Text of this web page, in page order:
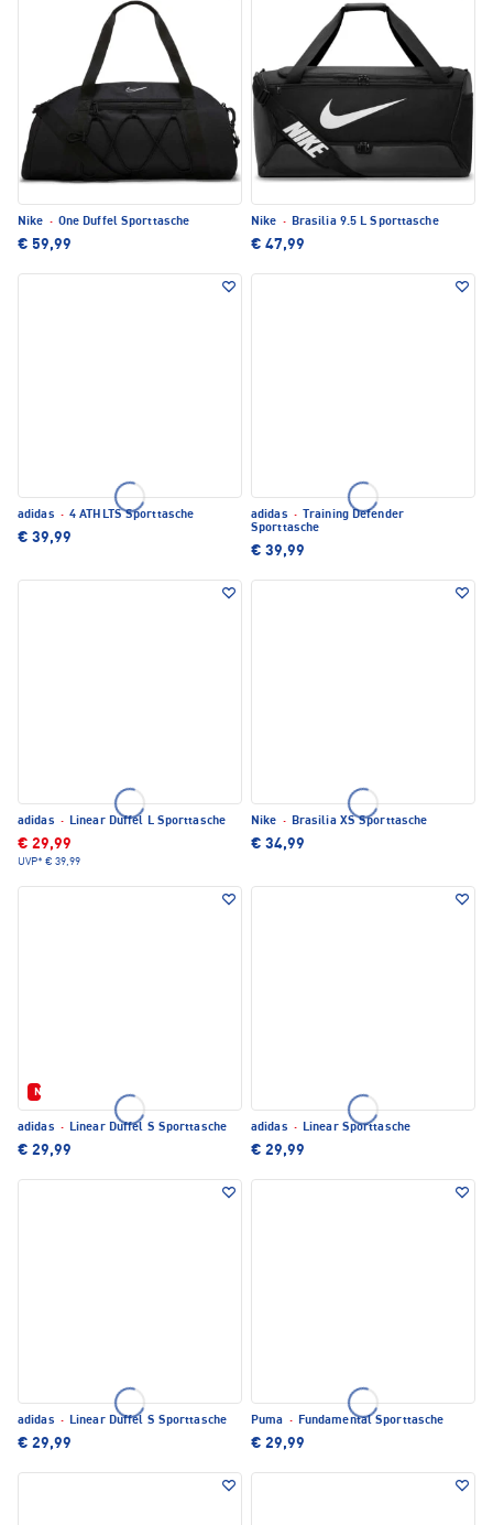
Nike · One Duffel Sporttasche
€ 59,99
Nike · Brasilia 9.5 L Sporttasche
€ 47,99
adidas · 4 ATHLTS Sporttasche
€ 39,99
adidas ·
Training Defender
Sporttasche
€ 39,99
adidas · Linear Duffel L Sporttasche
€ 29,99
UVP* € 39,99
Nike · Brasilia XS Sporttasche
€ 34,99
Neu
adidas · Linear Duffel S Sporttasche
€ 29,99
adidas · Linear Sporttasche
€ 29,99
adidas · Linear Duffel S Sporttasche
€ 29,99
Puma · Fundamental Sporttasche
€ 29,99